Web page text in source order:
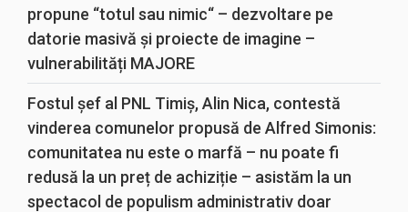
propune “totul sau nimic“ – dezvoltare pe
datorie masivă și proiecte de imagine –
vulnerabilități MAJORE
Fostul șef al PNL Timiș, Alin Nica, contestă
vinderea comunelor propusă de Alfred Simonis:
comunitatea nu este o marfă – nu poate fi
redusă la un preț de achiziție – asistăm la un
spectacol de populism administrativ doar